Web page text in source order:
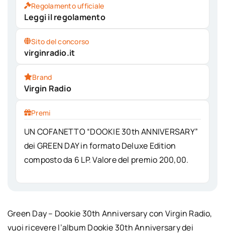
Regolamento ufficiale
Leggi il regolamento
Sito del concorso
virginradio.it
Brand
Virgin Radio
Premi
UN COFANETTO “DOOKIE 30th ANNIVERSARY”
dei GREEN DAY in formato Deluxe Edition
composto da 6 LP. Valore del premio 200,00.
Green Day – Dookie 30th Anniversary con Virgin Radio,
vuoi ricevere l’album Dookie 30th Anniversary dei